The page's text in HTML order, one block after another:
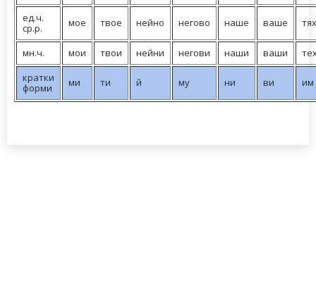
ед.ч.
ср.р.
мое твое нейно негово наше ваше
мн.ч. мои твои нейни негови наши ваши
кратки
форми
ми ти й му ни ви им